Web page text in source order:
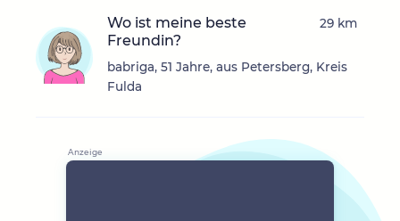
Wo ist meine beste
Freundin?
babriga, 51 Jahre, aus Petersberg, Kreis
Fulda
29 km